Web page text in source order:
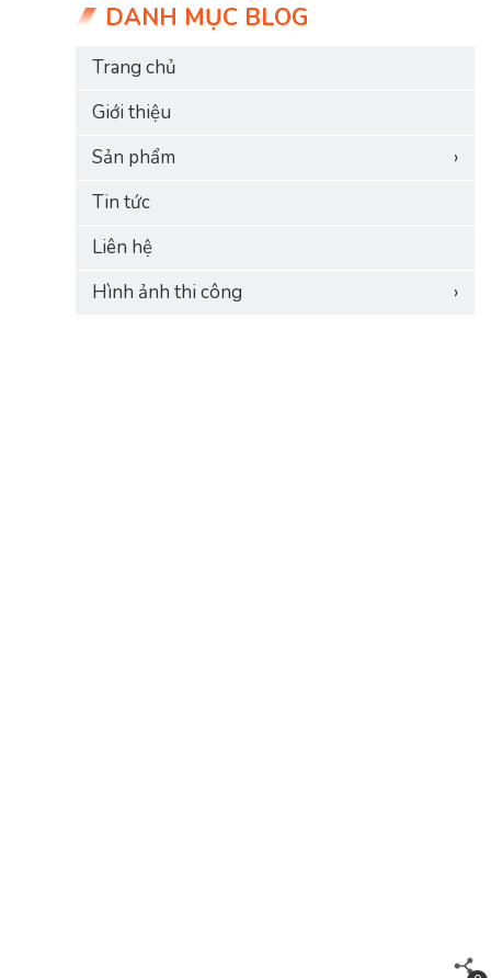
DANH MỤC BLOG
Trang chủ
Giới thiệu
Sản phẩm
›
Tin tức
Liên hệ
Hình ảnh thi công
›